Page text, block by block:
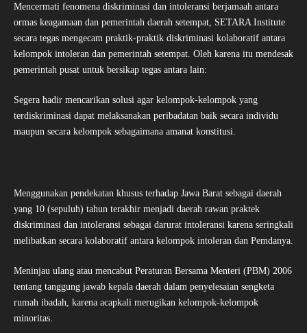
Mencermati fenomena diskriminasi dan intoleransi berjamaah antara
ormas keagamaan dan pemerintah daerah setempat, SETARA Institute
secara tegas mengecam praktik-praktik diskriminasi kolaboratif antara
kelompok intoleran dan pemerintah setempat. Oleh karena itu mendesak
pemerintah pusat untuk bersikap tegas antara lain:
Segera hadir mencarikan solusi agar kelompok-kelompok yang
terdiskriminasi dapat melaksanakan peribadatan baik secara individu
maupun secara kelompok sebagaimana amanat konstitusi.
Menggunakan pendekatan khusus terhadap Jawa Barat sebagai daerah
yang 10 (sepuluh) tahun terakhir menjadi daerah rawan praktek
diskriminasi dan intoleransi sebagai darurat intoleransi karena seringkali
melibatkan secara kolaboratif antara kelompok intoleran dan Pemdanya.
Meninjau ulang atau mencabut Peraturan Bersama Menteri (PBM) 2006
tentang tanggung jawab kepala daerah dalam penyelesaian sengketa
rumah ibadah, karena acapkali merugikan kelompok-kelompok
minoritas.